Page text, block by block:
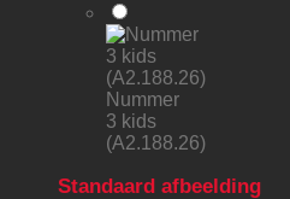
Nummer
3 kids
(A2.188.26)
Standaard afbeelding